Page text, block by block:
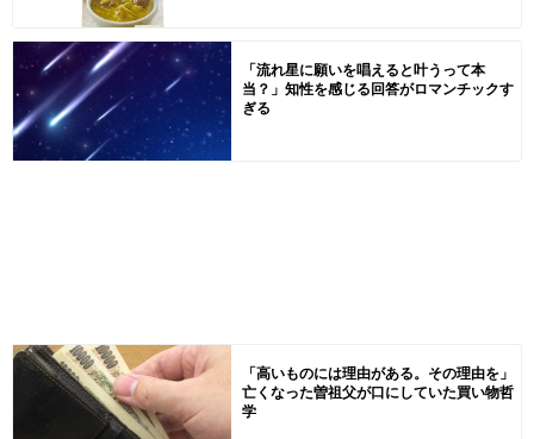
「流れ星に願いを唱えると叶うって本
当？」知性を感じる回答がロマンチックす
ぎる
「高いものには理由がある。その理由を」
亡くなった曽祖父が口にしていた買い物哲
学